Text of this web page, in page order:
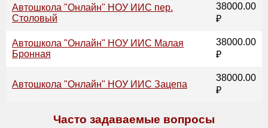
Автошкола "Онлайн" НОУ ИИС пер.
Столовый
38000.00
₽
Автошкола "Онлайн" НОУ ИИС Малая
Бронная
38000.00
₽
Автошкола "Онлайн" НОУ ИИС Зацепа
38000.00
₽
Часто задаваемые вопросы